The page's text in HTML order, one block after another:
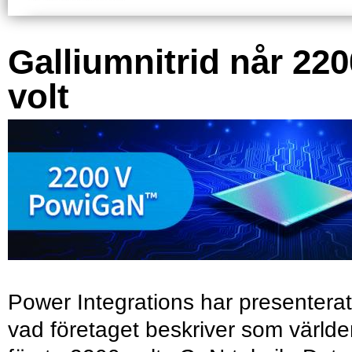
Galliumnitrid når
volt
Power Integrations har presenterat
vad företaget beskriver som